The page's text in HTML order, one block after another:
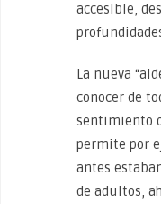
accesible,
La nueva
conocer de
sentimiento
permite por
antes
de adultos,